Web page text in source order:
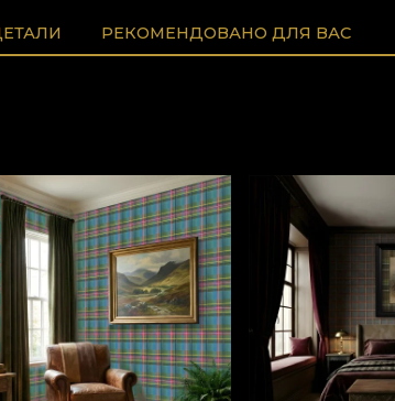
РЕКОМЕНДОВАНО ДЛЯ ВАС